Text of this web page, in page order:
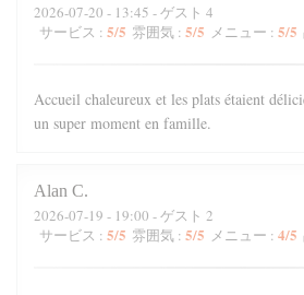
2026-07-20 - 13:45 - ゲスト 4
サービス : 5/5 雰囲気 : 5/5 メニュー : 5/5
Accueil chaleureux et les plats étaient
un super moment en famille.
Alan C
2026-07-19 - 19:00 - ゲスト 2
サービス : 5/5 雰囲気 : 5/5 メニュー : 4/5